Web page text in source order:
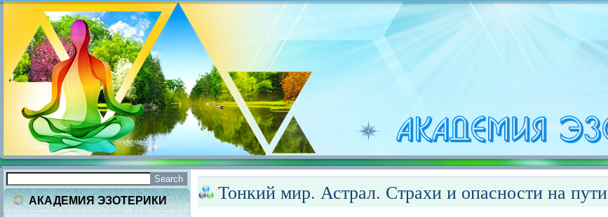
АКАДЕМИЯ ЭЗОТЕРИКИ Тонкий мир. Астрал. Страхи и опасности на пути